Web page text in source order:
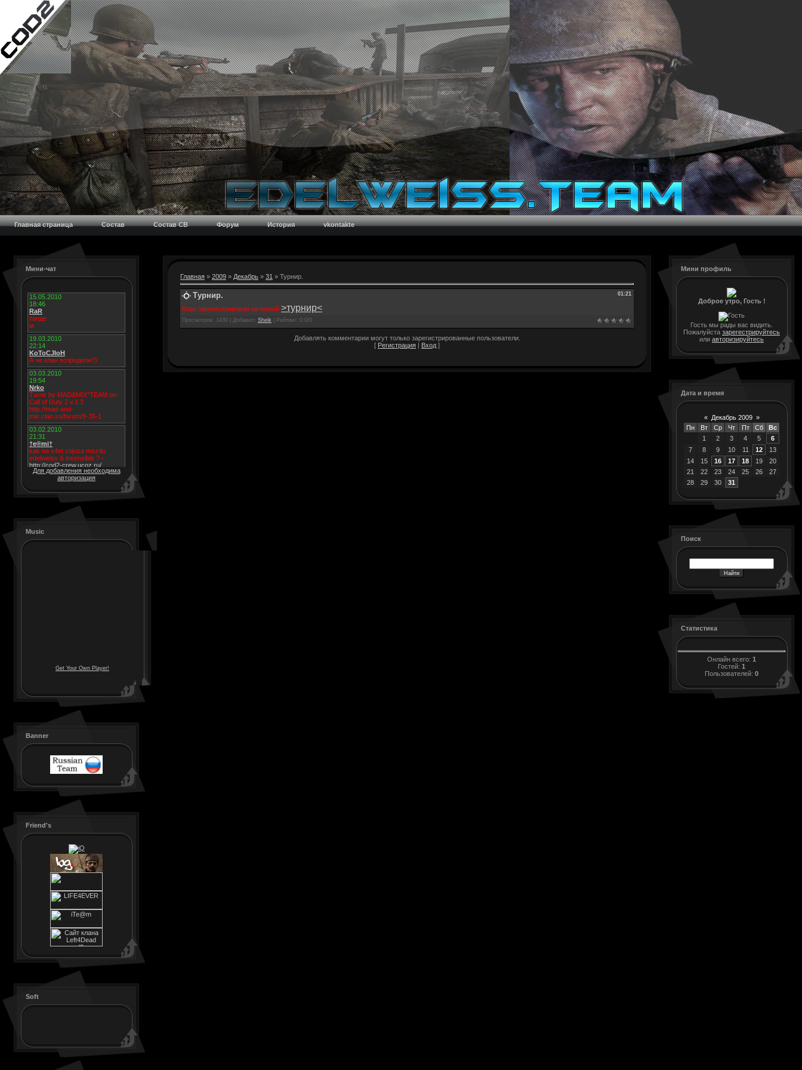
Главная страница Состав Состав CB Форум История vkontakte
Мини-чат
Для добавления необходима
авторизация
Music
Get Your Own Player!
Banner
Friend's
Soft
Главная » 2009 » Декабрь » 31 » Турнир.
01:21
Турнир.
Клан зарегистрирован на новый >турнир<
Просмотров : 1430 | Добавил: Sheik Рейтинг: 0.0/0
Добавлять комментарии могут только зарегистрированные пользователи.
[ Регистрация | Вход ]
Мини профиль
Доброе утро, Гость !
Гость мы рады вас видить.
Пожалуйста зарегестрируйтесь
или авторизируйтесь
Дата и время
« Декабрь 2009 »
Пн
Вт Ср Чт Пт Сб
Вс
1
2 3 4 5
6
7
8 9 10 11 12
13
14
15 16 17 18 19
20
21
22 23 24 25 26
27
28
29 30 31
Поиск
Статистика
Онлайн всего: 1
Гостей: 1
Пользователей: 0